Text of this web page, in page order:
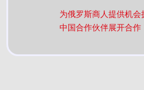
为俄罗斯商人提供机
中国合作伙伴展开合作